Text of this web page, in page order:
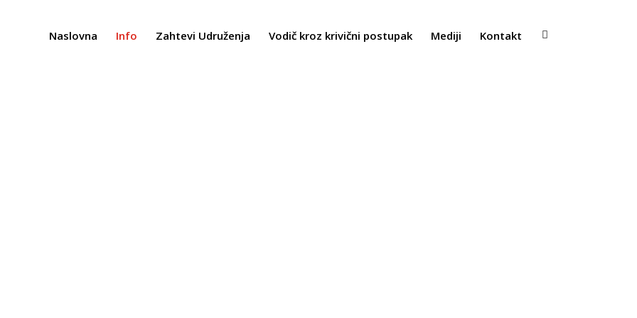
Naslovna Info Zahtevi Udruženja Vodič kroz krivični postupak Mediji Kontakt